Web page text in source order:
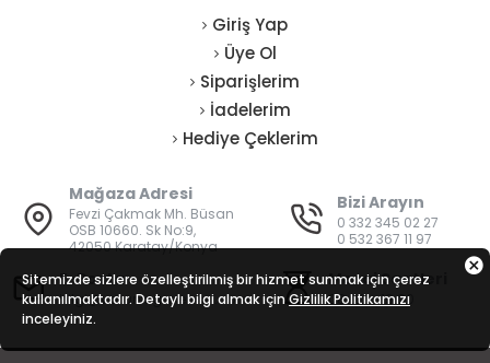
Giriş Yap
Üye Ol
Siparişlerim
İadelerim
Hediye Çeklerim
Mağaza Adresi
Fevzi Çakmak Mh. Büsan
OSB 10660. Sk No:9,
42050 Karatay/Konya
Bizi Arayın
0 332 345 02 27
0 532 367 11 97
E-Posta
bilgi@vatanisguvenligi.com
Mesai Saatleri
08:00 - 19:00
Sitemizde sizlere özelleştirilmiş bir hizmet sunmak için çerez
kullanılmaktadır. Detaylı bilgi almak için Gizlilik Politikamızı
inceleyiniz.